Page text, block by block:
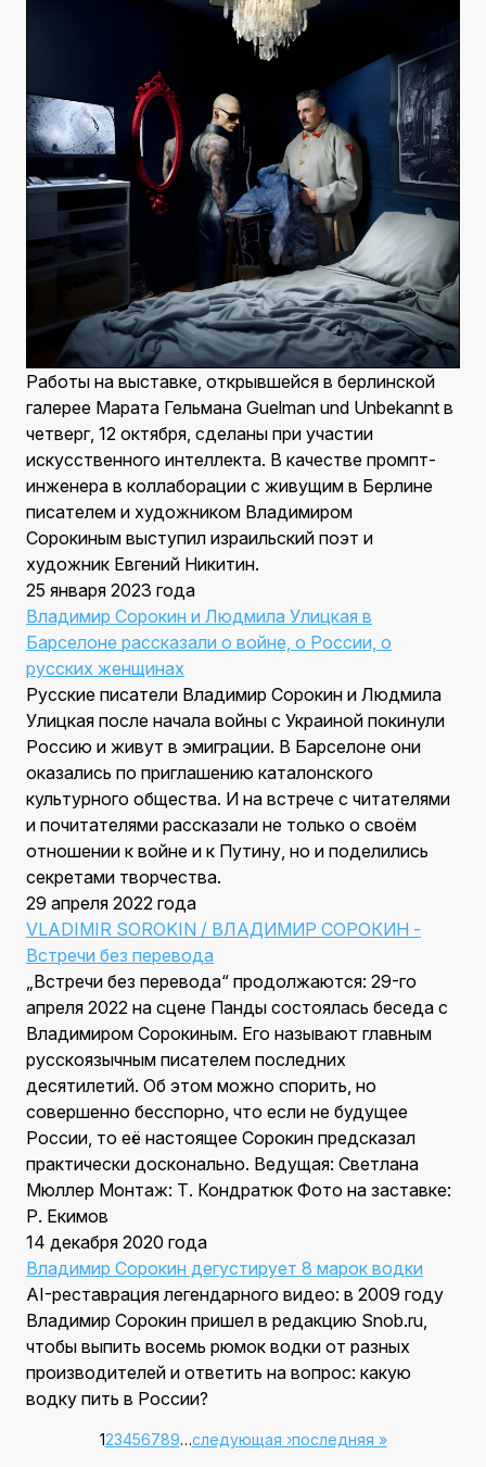
Работы на выставке, открывшейся в берлинской
галерее Марата Гельмана Guelman und Unbekannt в
четверг, 12 октября, сделаны при участии
искусственного интеллекта. В качестве промпт-
инженера в коллаборации с живущим в Берлине
писателем и художником Владимиром
Сорокиным выступил израильский поэт и
художник Евгений Никитин.
25 января 2023 года
Владимир Сорокин и Людмила Улицкая в
Барселоне рассказали о войне, о России, о
русских женщинах
Русские писатели Владимир Сорокин и Людмила
Улицкая после начала войны с Украиной покинули
Россию и живут в эмиграции. В Барселоне они
оказались по приглашению каталонского
культурного общества. И на встрече с читателями
и почитателями рассказали не только о своём
отношении к войне и к Путину, но и поделились
секретами творчества.
29 апреля 2022 года
VLADIMIR SOROKIN / ВЛАДИМИР СОРОКИН -
Встречи без перевода
„Встречи без перевода“ продолжаются: 29-го
апреля 2022 на сцене Панды состоялась беседа с
Владимиром Сорокиным. Его называют главным
русскоязычным писателем последних
десятилетий. Об этом можно спорить, но
совершенно бесспорно, что если не будущее
России, то её настоящее Сорокин предсказал
практически досконально. Ведущая: Светлана
Мюллер Монтаж: Т. Кондратюк Фото на заставке:
Р. Екимов
14 декабря 2020 года
Владимир Сорокин дегустирует 8 марок водки
AI-реставрация легендарного видео: в 2009 году
Владимир Сорокин пришел в редакцию Snob.ru,
чтобы выпить восемь рюмок водки от разных
производителей и ответить на вопрос: какую
водку пить в России?
123456789…следующая ›последняя »